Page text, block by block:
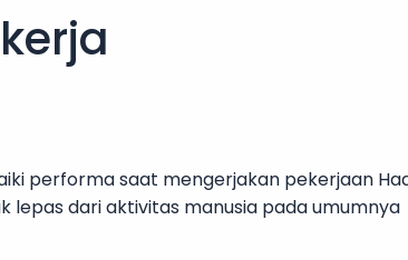
performa saat mengerjakan pekerjaan
lepas dari aktivitas manusia pada umumnya